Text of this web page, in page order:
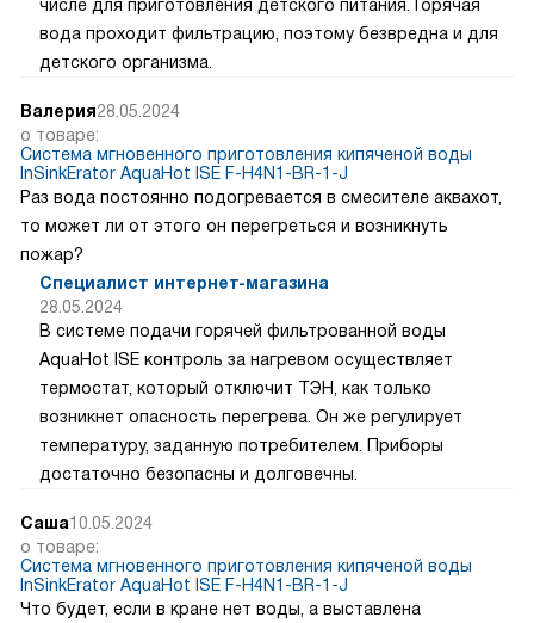
числе для приготовления детского питания. Горячая
вода проходит фильтрацию, поэтому безвредна и для
детского организма.
Валерия28.05.2024
о товаре:
Система мгновенного приготовления кипяченой воды
InSinkErator AquaHot ISE F-H4N1-BR-1-J
Раз вода постоянно подогревается в смесителе аквахот,
то может ли от этого он перегреться и возникнуть
пожар?
Специалист интернет-магазина
28.05.2024
В системе подачи горячей фильтрованной воды
AquaHot ISE контроль за нагревом осуществляет
термостат, который отключит ТЭН, как только
возникнет опасность перегрева. Он же регулирует
температуру, заданную потребителем. Приборы
достаточно безопасны и долговечны.
Саша10.05.2024
о товаре:
Система мгновенного приготовления кипяченой воды
InSinkErator AquaHot ISE F-H4N1-BR-1-J
Что будет, если в кране нет воды, а выставлена